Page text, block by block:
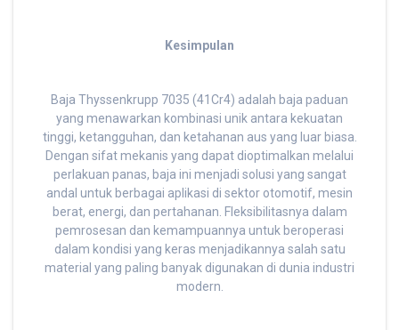
Kesimpulan
Baja Thyssenkrupp 7035 (41Cr4) adalah baja paduan
yang menawarkan kombinasi unik antara kekuatan
tinggi, ketangguhan, dan ketahanan aus yang luar biasa.
Dengan sifat mekanis yang dapat dioptimalkan melalui
perlakuan panas, baja ini menjadi solusi yang sangat
andal untuk berbagai aplikasi di sektor otomotif, mesin
berat, energi, dan pertahanan. Fleksibilitasnya dalam
pemrosesan dan kemampuannya untuk beroperasi
dalam kondisi yang keras menjadikannya salah satu
material yang paling banyak digunakan di dunia industri
modern.